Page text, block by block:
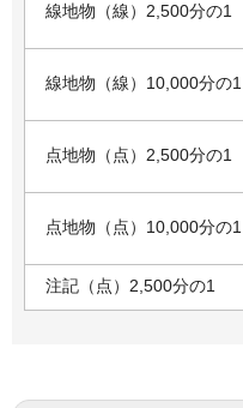
線地物（線）2,500分の1
線地物（線）10,000分の1
点地物（点）2,500分の1
点地物（点）10,000分の1
注記（点）2,500分の1